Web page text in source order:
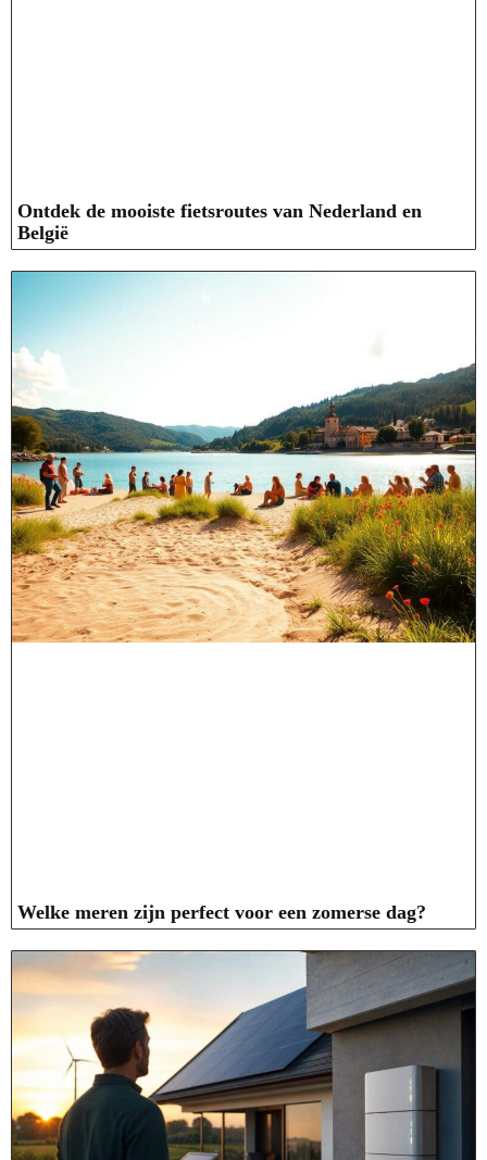
Ontdek de mooiste fietsroutes van Nederland en
België
Welke meren zijn perfect voor een zomerse dag?